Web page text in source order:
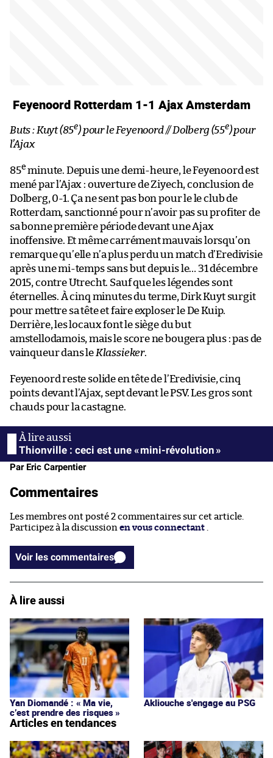
Feyenoord Rotterdam 1-1 Ajax Amsterdam
Buts : Kuyt (85e) pour le Feyenoord // Dolberg (55e) pour
l’Ajax
85e minute. Depuis une demi-heure, le Feyenoord est
mené par l’Ajax : ouverture de Ziyech, conclusion de
Dolberg, 0-1. Ça ne sent pas bon pour le le club de
Rotterdam, sanctionné pour n’avoir pas su profiter de
sa bonne première période devant une Ajax
inoffensive. Et même carrément mauvais lorsqu’on
remarque qu’elle n’a plus perdu un match d’Eredivisie
après une mi-temps sans but depuis le… 31 décembre
2015, contre Utrecht. Sauf que les légendes sont
éternelles. À cinq minutes du terme, Dirk Kuyt surgit
pour mettre sa tête et faire exploser le De Kuip.
Derrière, les locaux font le siège du but
amstellodamois, mais le score ne bougera plus : pas de
vainqueur dans le Klassieker.
Feyenoord reste solide en tête de l’Eredivisie, cinq
points devant l’Ajax, sept devant le PSV. Les gros sont
chauds pour la castagne.
Thionville : ceci est une « mini-révolution »
Par Eric Carpentier
Commentaires
Les membres ont posté 2 commentaires sur cet article.
Participez à la discussion en vous connectant
Voir les commentaires
À lire aussi
Yan Diomandé : « Ma vie,
c’est prendre des risques »
Akliouche s'engage au PSG
Articles en tendances